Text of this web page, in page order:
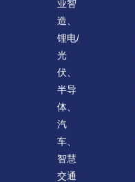
业智
造、
锂电/
光
伏、
半导
体、
汽
车、
智慧
交通